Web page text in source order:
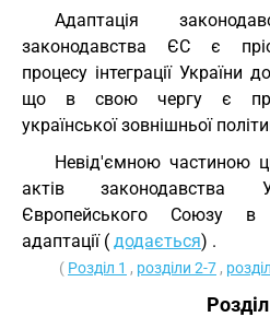
Адаптація
законодавства ЄС є
процесу інтеграції України
що в свою чергу є
української зовнішньої
Невід'ємною частиною
актів
Європейського Союзу в
адаптації ( додається) .
( Розділ 1 , розділи 2-7 ,
Розділ